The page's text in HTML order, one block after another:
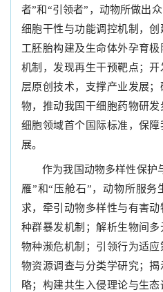
者”和“引领者”，动物所做出
细胞干性与功能调控机制，
工胚胎构建及生命体外孕育
机制，发现再生干预靶点；
层原创技术，支撑产业发展
物，推动我国干细胞药物研
细胞领域首个国际标准，保
展。
作为我国动物多样性保护
雁”和“压舱石”，动物所服
求，牵引动物多样性与有害
种群暴发机制；解析生物间
物种濒危机制；引领行为适
物资源调查与分类学研究；
略；构建共生入侵理论与生